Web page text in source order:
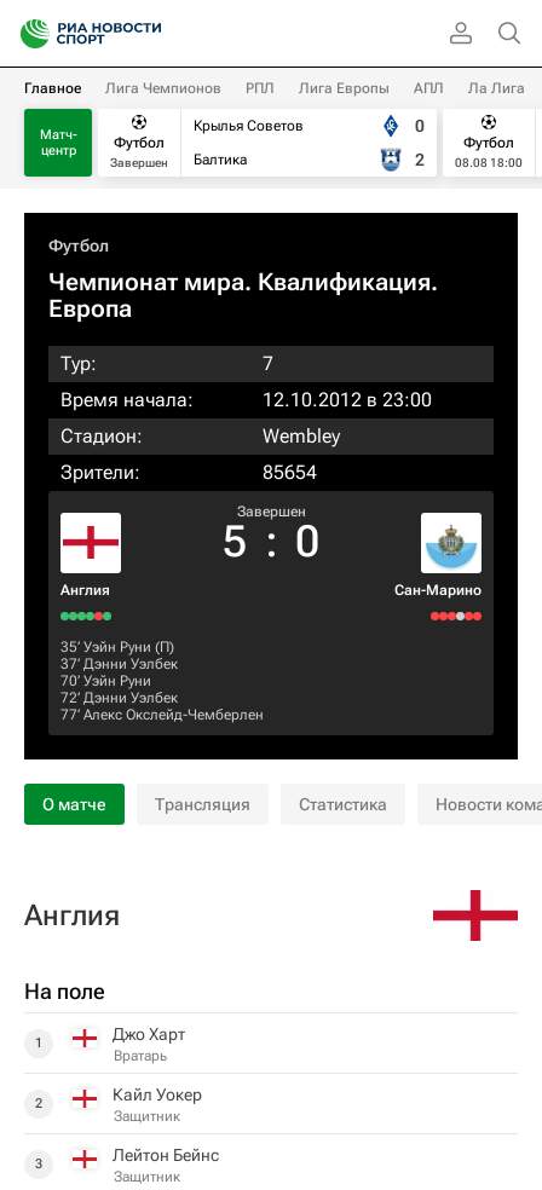
Главное Лига Чемпионов РПЛ Лига Европы АПЛ Ла Лига
Матч-
центр
Футбол
Завершен
Крылья Советов
Балтика
0
2
Футбол
08.08 18:00
Футбол
Чемпионат мира. Квалификация.
Европа
Тур:
7
Время начала:
12.10.2012 в 23:00
Стадион:
Wembley
Зрители:
85654
Англия
Завершен
5 : 0
Сан-Марино
35‎’‎ Уэйн Руни (П)
37‎’‎ Дэнни Уэлбек
70‎’‎ Уэйн Руни
72‎’‎ Дэнни Уэлбек
77‎’‎ Алекс Окслейд-Чемберлен
О матче Трансляция Статистика Новости
Англия
На поле
1 Джо Харт
Вратарь
2 Кайл Уокер
Защитник
3 Лейтон Бейнс
Защитник